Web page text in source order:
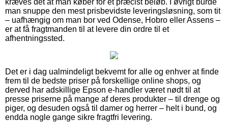
man snuppe den mest prisbevidste leveringsløsning, som tit
– uafhængig om man bor ved Odense, Hobro eller Assens –
er at få fragtmanden til at levere din ordre til et
afhentningssted.
Det er i dag ualmindeligt bekvemt for alle og enhver at finde
frem til de bedste priser på forskellige online shops, og
derved har adskillige Epson e-handler været nødt til at
presse priserne på mange af deres produkter – til drenge og
piger, og desuden også til damer og herrer – helt i bund, og
endda nogle gange sikre fragtfri levering.